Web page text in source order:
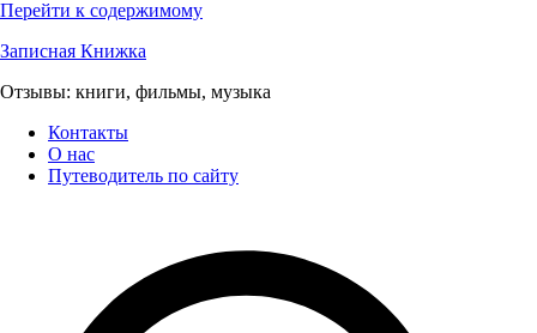
Перейти к содержимому
Записная Книжка
Отзывы: книги, фильмы, музыка
Контакты
О нас
Путеводитель по сайту